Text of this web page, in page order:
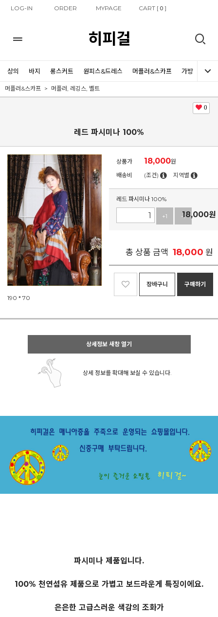
LOG-IN ORDER MYPAGE CART [0 ]
히피걸
상의 바지 롱스커트 원피스&드레스 머플러&스카프 가방 신발
머플러&스카프 머플러, 레깅스, 벨트
0
레드 파시미나 100%
190 * 70
상품가 18,000원
배송비
(조건) 지역별
레드 파시미나 100%
+1 -1
18,000원
총 상품 금액 18,000 원
장바구니 구매하기
상세정보 새창 열기
상세 정보를 확대해 보실 수 있습니다.
파시미나 제품입니다.
100% 천연섬유 제품으로 가볍고 보드라운게 특징이에요.
은은한 고급스러운 색감의 조화가